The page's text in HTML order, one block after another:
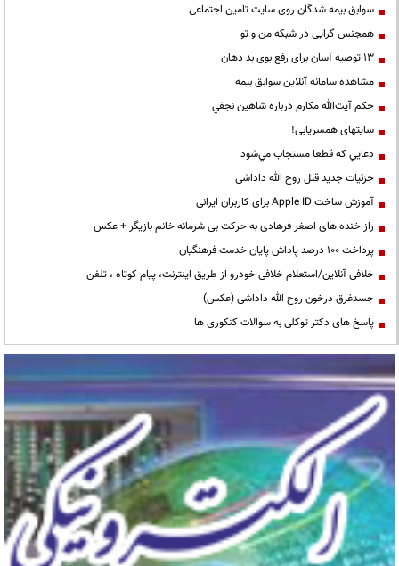
سوابق بیمه شدگان روی سایت تامین اجتماعی
همجنس گرایی در شبکه من و تو
13 توصیه آسان برای رفع بوی بد دهان
مشاهده سامانه آنلاين سوابق بیمه
حكم آيت‌الله مكارم درباره شاهين نجفي
سایتهای همسریابی!
دعايي كه قطعا مستجاب مي‌شود
جزئیات جدید قتل روح الله داداشی
آموزش ساخت Apple ID برای کاربران ایرانی
راز خنده های اصغر فرهادی به حرکت بی شرمانه خانم بازیگر + عکس
پرداخت ۱۰۰ درصد پاداش پایان خدمت فرهنگیان
خلافی آنلاین/استعلام خلافی خودرو از طریق اینترنت، پیام کوتاه ، تلفن
جسدغرق درخون روح الله داداشی (عکس)
پاسخ های دکتر توکلی به سوالات کنکوری ها